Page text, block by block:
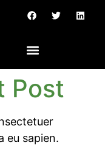
Post
eu sapien.